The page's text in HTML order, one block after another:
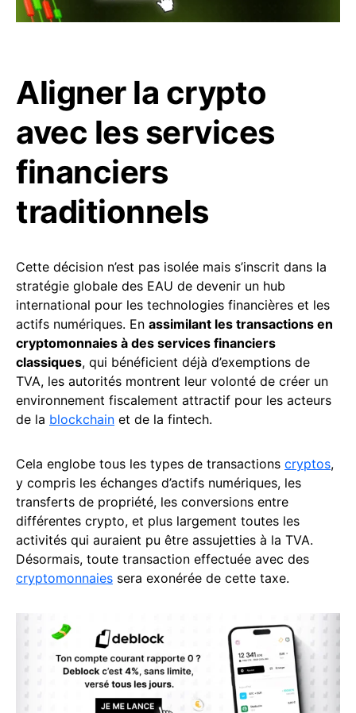
Aligner la crypto
avec les services
financiers
traditionnels
Cette décision n’est pas isolée mais s’inscrit dans la
stratégie globale des EAU de devenir un hub
international pour les technologies financières et les
actifs numériques. En assimilant les transactions en
cryptomonnaies à des services financiers
classiques, qui bénéficient déjà d’exemptions de
TVA, les autorités montrent leur volonté de créer un
environnement fiscalement attractif pour les acteurs
de la blockchain et de la fintech.
Cela englobe tous les types de transactions cryptos,
y compris les échanges d’actifs numériques, les
transferts de propriété, les conversions entre
différentes crypto, et plus largement toutes les
activités qui auraient pu être assujetties à la TVA.
Désormais, toute transaction effectuée avec des
cryptomonnaies sera exonérée de cette taxe.